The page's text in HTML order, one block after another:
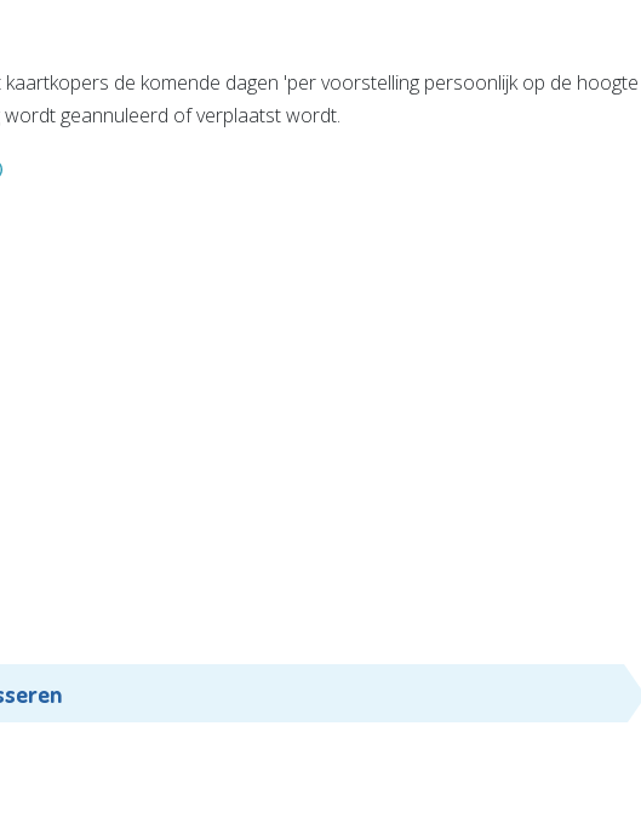
de komende dagen 'per voorstelling persoonlijk op de hoogte
geannuleerd of verplaatst wordt.